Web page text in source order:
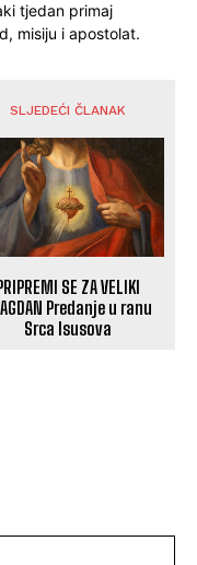
tjedan primaj
misiju i apostolat.
SLJEDEĆI ČLANAK
SE ZA VELIKI
Predanje u ranu
Srca Isusova